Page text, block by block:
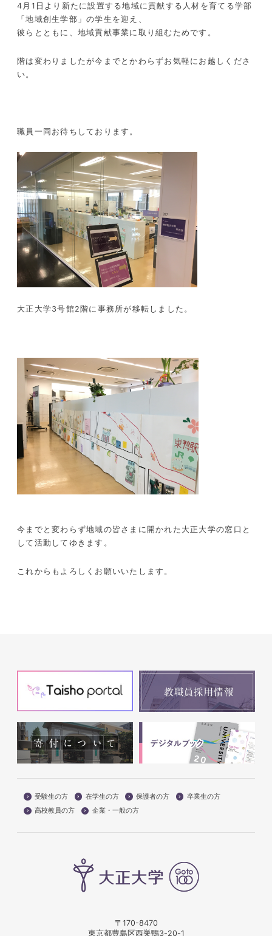
4 月 1 日より新たに設置する地域に貢献する人材を育てる学部
「地域創生学部」の学生を迎え、
彼らとともに、地域貢献事業に取り組むためです。
階は変わりましたが今までとかわらずお気軽にお越しくださ
い。
職員一同お待ちしております。
大正大学3号館2 階に事務所が移転しました。
今までと変わらず地域の皆さまに開かれた大正大学の窓口と
して活動してゆきます。
これからもよろしくお願いいたします。
受験生の方 在学生の方 保護者の方
卒業生の方
高校教員の方
企業・一般の方
〒170-8470
東京都豊島区西巣鴨3-20-1